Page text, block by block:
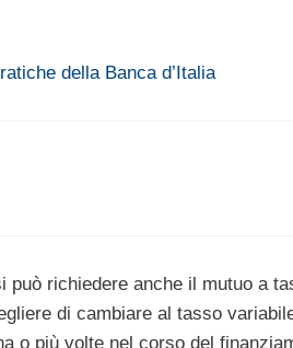
della Banca d’Italia
può richiedere anche il mutuo a
di cambiare al tasso
o più volte nel corso del